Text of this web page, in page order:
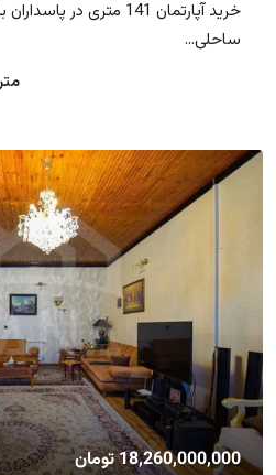
خرید آپارتمان 141 متری در
ساحلی...
18,260,000,000 تومان